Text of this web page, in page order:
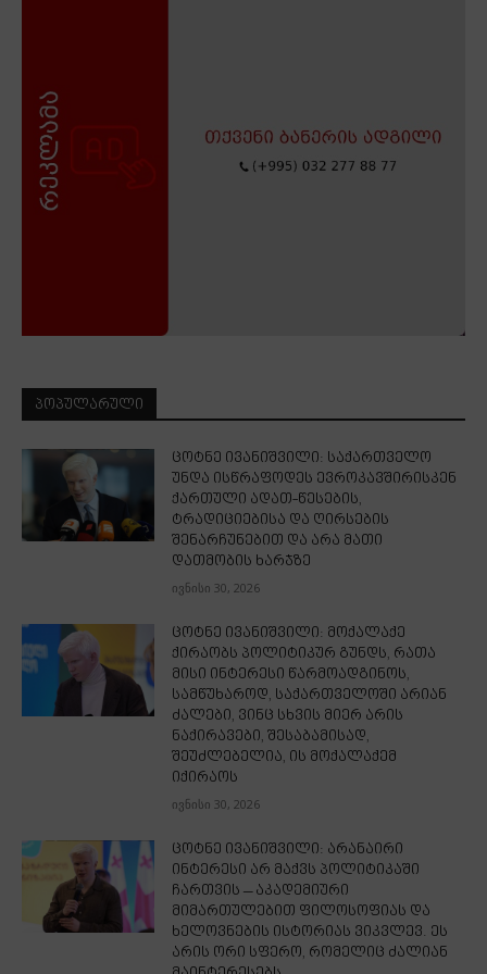
ᲞᲝᲞᲣᲚᲐᲠᲣᲚᲘ
ცოტნე ივანიშვილი: საქართველო
უნდა ისწრაფოდეს ევროკავშირისკენ
ქართული ადათ-წესების,
ტრადიციებისა და ღირსების
შენარჩუნებით და არა მათი
დათმობის ხარჯზე
ივნისი 30, 2026
ცოტნე ივანიშვილი: მოქალაქე
ქირაობს პოლიტიკურ გუნდს, რათა
მისი ინტერესი წარმოადგინოს,
სამწუხაროდ, საქართველოში არიან
ძალები, ვინც სხვის მიერ არის
ნაქირავები, შესაბამისად,
შეუძლებელია, ის მოქალაქემ
იქირაოს
ივნისი 30, 2026
ცოტნე ივანიშვილი: არანაირი
ინტერესი არ მაქვს პოლიტიკაში
ჩართვის – აკადემიური
მიმართულებით ფილოსოფიას და
ხელოვნების ისტორიას ვიკვლევ. ეს
არის ორი სფერო, რომელიც ძალიან